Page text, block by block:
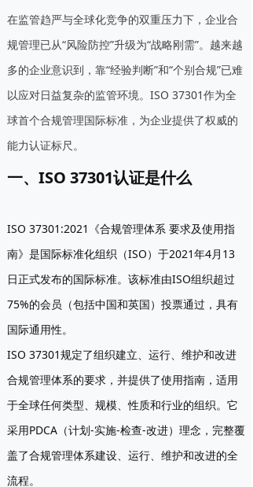
在监管趋严与全球化竞争的双重压力下，企业合
规管理已从“风险防控”升级为“战略刚需”。越来越
多的企业意识到，靠“经验判断”和“个别合规”已难
以应对日益复杂的监管环境。ISO 37301作为全
球首个合规管理国际标准，为企业提供了权威的
能力认证标尺。
一、ISO 37301认证是什么
ISO 37301:2021《合规管理体系 要求及使用指
南》是国际标准化组织（ISO）于2021年4月13
日正式发布的国际标准。该标准由ISO组织超过
75%的会员（包括中国和英国）投票通过，具有
国际通用性。
ISO 37301规定了组织建立、运行、维护和改进
合规管理体系的要求，并提供了使用指南，适用
于全球任何类型、规模、性质和行业的组织。它
采用PDCA（计划-实施-检查-改进）理念，完整覆
盖了合规管理体系建设、运行、维护和改进的全
流程。